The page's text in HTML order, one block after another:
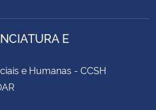
E
e Humanas - CCSH